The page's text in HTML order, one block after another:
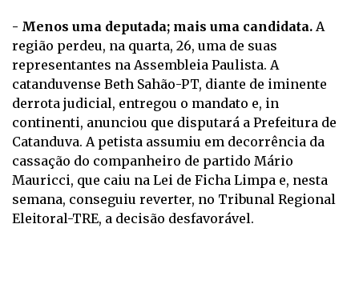
- Menos uma deputada; mais uma candidata. A
região perdeu, na quarta, 26, uma de suas
representantes na Assembleia Paulista. A
catanduvense Beth Sahão-PT, diante de iminente
derrota judicial, entregou o mandato e, in
continenti, anunciou que disputará a Prefeitura de
Catanduva. A petista assumiu em decorrência da
cassação do companheiro de partido Mário
Mauricci, que caiu na Lei de Ficha Limpa e, nesta
semana, conseguiu reverter, no Tribunal Regional
Eleitoral-TRE, a decisão desfavorável.